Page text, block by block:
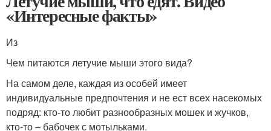
«Интересные факты»
Из
Чем питаются летучие мыши этого вида?
На самом деле, каждая из особей имеет
индивидуальные предпочтения и не ест всех насекомых
подряд: кто-то любит разнообразных мошек и жучков,
кто-то – бабочек с мотыльками.